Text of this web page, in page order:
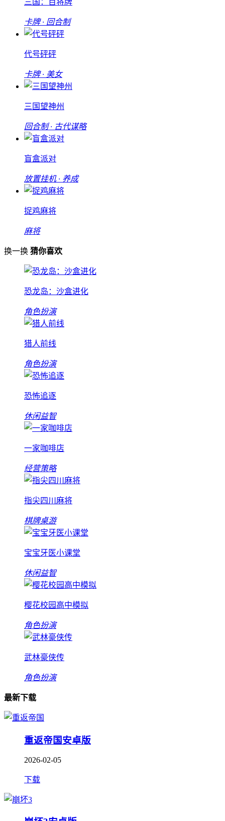
三国：百将牌
卡牌 · 回合制
代号砰砰
卡牌 · 美女
三国望神州
回合制 · 古代谋略
盲盒派对
放置挂机 · 养成
捉鸡麻将
麻将
换一换 猜你喜欢
恐龙岛：沙盒进化
角色扮演
猎人前线
角色扮演
恐怖追逐
休闲益智
一家咖啡店
经营策略
指尖四川麻将
棋牌桌游
宝宝牙医小课堂
休闲益智
樱花校园高中模拟
角色扮演
武林豪侠传
角色扮演
最新下载
重返帝国安卓版
2026-02-05
下载